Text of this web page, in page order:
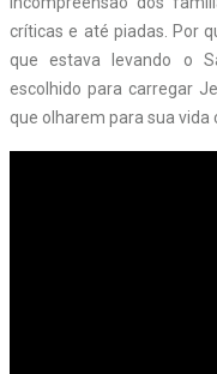
críticas e até piadas. Por
que estava levando o
escolhido para carregar
que olharem para sua vida